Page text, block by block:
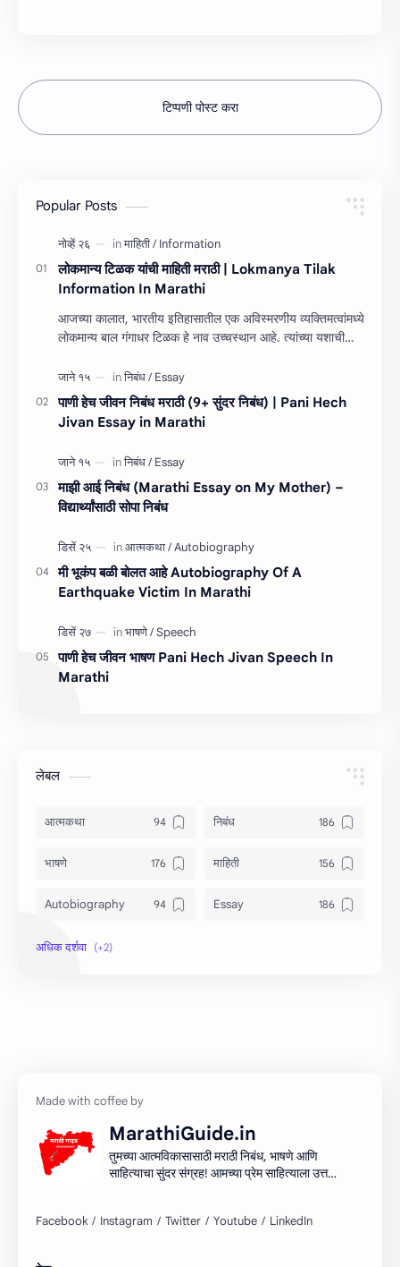
टिप्पणी पोस्ट करा
Popular Posts
लोकमान्य टिळक यांची माहिती मराठी | Lokmanya Tilak
Information In Marathi
आजच्या कालात, भारतीय इतिहासातील एक अविस्मरणीय व्यक्तिमत्वांमध्ये
लोकमान्य बाल गंगाधर टिळक हे नाव उच्चस्थान आहे. त्यांच्या यशाची
पाणी हेच जीवन निबंध मराठी (9+ सुंदर निबंध) | Pani Hech
Jivan Essay in Marathi
माझी आई निबंध (Marathi Essay on My Mother) –
विद्यार्थ्यांसाठी सोपा निबंध
मी भूकंप बळी बोलत आहे Autobiography Of A
Earthquake Victim In Marathi
पाणी हेच जीवन भाषण Pani Hech Jivan Speech In
Marathi
लेबल
आत्मकथा निबंध
भाषणे माहिती
Autobiography Essay
Information
MarathiGuide.in
तुमच्या आत्मविकासासाठी मराठी निबंध, भाषणे आणि
साहित्याचा सुंदर संग्रह! आमच्या प्रेम साहित्याला उत्तम
साहित्याच्या प्रवासात सामील व्हा!